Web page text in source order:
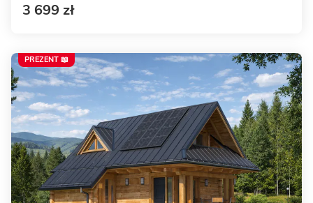
3 699 zł
PREZENT 📖